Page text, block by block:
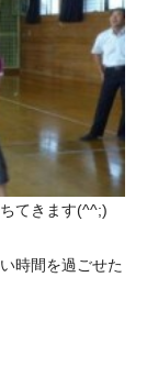
ちてきます(^^;)
時間を過ごせた